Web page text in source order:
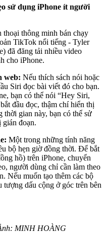
sử dụng iPhone ít người
thoại thông minh bán chạy
TikTok nổi tiếng - Tyler
đã đăng tải nhiều video
cho iPhone.
web: Nếu thích sách nói hoặc
Siri đọc bài viết đó cho bạn.
bạn có thể nói “Hey Siri,
đầu đọc, thậm chí hiển thị
thời gian này, bạn có thể sử
đoạn.
Một trong những tính năng
bộ hẹn giờ đồng thời. Để bắt
hồ) trên iPhone, chuyển
người dùng chỉ cần làm theo
Nếu muốn tạo thêm các bộ
tượng dấu cộng ở góc trên bên
MINH HOÀNG